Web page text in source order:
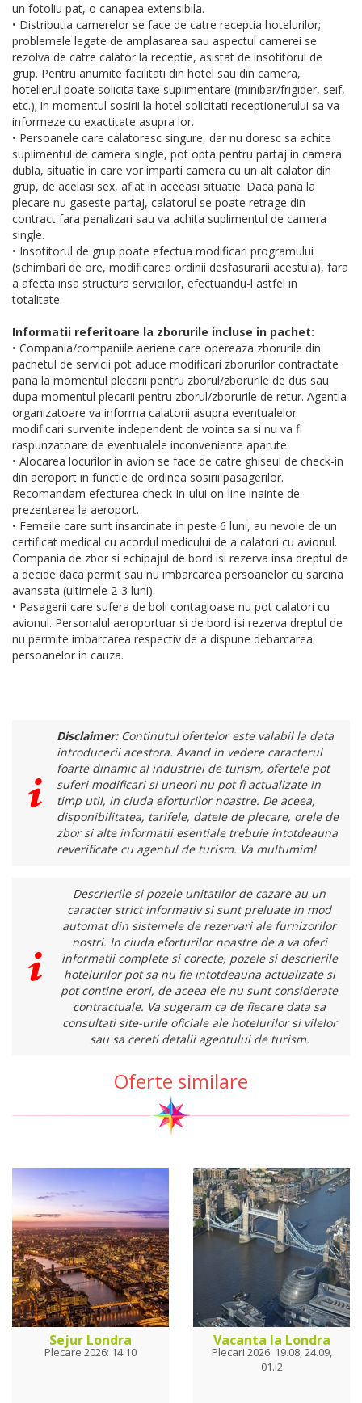
un fotoliu pat, o canapea extensibila.
• Distributia camerelor se face de catre receptia hotelurilor;
problemele legate de amplasarea sau aspectul camerei se
rezolva de catre calator la receptie, asistat de insotitorul de
grup. Pentru anumite facilitati din hotel sau din camera,
hotelierul poate solicita taxe suplimentare (minibar/frigider, seif,
etc.); in momentul sosirii la hotel solicitati receptionerului sa va
informeze cu exactitate asupra lor.
• Persoanele care calatoresc singure, dar nu doresc sa achite
suplimentul de camera single, pot opta pentru partaj in camera
dubla, situatie in care vor imparti camera cu un alt calator din
grup, de acelasi sex, aflat in aceeasi situatie. Daca pana la
plecare nu gaseste partaj, calatorul se poate retrage din
contract fara penalizari sau va achita suplimentul de camera
single.
• Insotitorul de grup poate efectua modificari programului
(schimbari de ore, modificarea ordinii desfasurarii acestuia), fara
a afecta insa structura serviciilor, efectuandu-l astfel in
totalitate.
Informatii referitoare la zborurile incluse in pachet:
• Compania/companiile aeriene care opereaza zborurile din
pachetul de servicii pot aduce modificari zborurilor contractate
pana la momentul plecarii pentru zborul/zborurile de dus sau
dupa momentul plecarii pentru zborul/zborurile de retur. Agentia
organizatoare va informa calatorii asupra eventualelor
modificari survenite independent de vointa sa si nu va fi
raspunzatoare de eventualele inconveniente aparute.
• Alocarea locurilor in avion se face de catre ghiseul de check-in
din aeroport in functie de ordinea sosirii pasagerilor.
Recomandam efecturea check-in-ului on-line inainte de
prezentarea la aeroport.
• Femeile care sunt insarcinate in peste 6 luni, au nevoie de un
certificat medical cu acordul medicului de a calatori cu avionul.
Compania de zbor si echipajul de bord isi rezerva insa dreptul de
a decide daca permit sau nu imbarcarea persoanelor cu sarcina
avansata (ultimele 2-3 luni).
• Pasagerii care sufera de boli contagioase nu pot calatori cu
avionul. Personalul aeroportuar si de bord isi rezerva dreptul de
nu permite imbarcarea respectiv de a dispune debarcarea
persoanelor in cauza.
Disclaimer:Continutul ofertelor este valabil la data
introducerii acestora. Avand in vedere caracterul
foarte dinamic al industriei de turism, ofertele pot
suferi modificari si uneori nu pot fi actualizate in
timp util, in ciuda eforturilor noastre. De aceea,
disponibilitatea, tarifele, datele de plecare, orele de
zbor si alte informatii esentiale trebuie intotdeauna
reverificate cu agentul de turism. Va multumim!
Descrierile si pozele unitatilor de cazare au un
caracter strict informativ si sunt preluate in mod
automat din sistemele de rezervari ale furnizorilor
nostri. In ciuda eforturilor noastre de a va oferi
informatii complete si corecte, pozele si descrierile
hotelurilor pot sa nu fie intotdeauna actualizate si
pot contine erori, de aceea ele nu sunt considerate
contractuale. Va sugeram ca de fiecare data sa
consultati site-urile oficiale ale hotelurilor si vilelor
sau sa cereti detalii agentului de turism.
Oferte similare
Sejur Londra
Plecare 2026: 14.10
Vacanta la Londra
Plecari 2026: 19.08, 24.09,
01.l2